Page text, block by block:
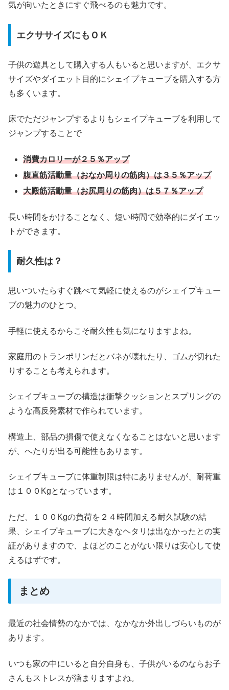
気が向いたときにすぐ飛べるのも魅力です。
エクササイズにもＯＫ
子供の遊具として購入する人もいると思いますが、エクサ
サイズやダイエット目的にシェイプキューブを購入する方
も多くいます。
床でただジャンプするよりもシェイプキューブを利用して
ジャンプすることで
消費カロリーが２５％アップ
腹直筋活動量（おなか周りの筋肉）は３５％アップ
大殿筋活動量（お尻周りの筋肉）は５７％アップ
長い時間をかけることなく、短い時間で効率的にダイエッ
トができます。
耐久性は？
思いついたらすぐ跳べて気軽に使えるのがシェイプキュー
ブの魅力のひとつ。
手軽に使えるからこそ耐久性も気になりますよね。
家庭用のトランポリンだとバネが壊れたり、ゴムが切れた
りすることも考えられます。
シェイプキューブの構造は衝撃クッションとスプリングの
ような高反発素材で作られています。
構造上、部品の損傷で使えなくなることはないと思います
が、へたりが出る可能性もあります。
シェイプキューブに体重制限は特にありませんが、耐荷重
は１００Kgとなっています。
ただ、１００Kgの負荷を２４時間加える耐久試験の結
果、シェイプキューブに大きなヘタリは出なかったとの実
証がありますので、よほどのことがない限りは安心して使
えるはずです。
まとめ
最近の社会情勢のなかでは、なかなか外出しづらいものが
あります。
いつも家の中にいると自分自身も、子供がいるのならお子
さんもストレスが溜まりますよね。